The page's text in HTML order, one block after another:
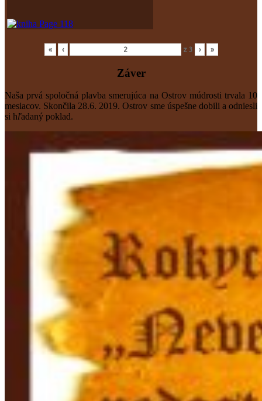
« ‹ z 3 › »
Záver
Naša prvá spoločná plavba smerujúca na Ostrov múdrosti trvala 10
mesiacov. Skončila 28.6. 2019. Ostrov sme úspešne dobili a odniesli
si hľadaný poklad.